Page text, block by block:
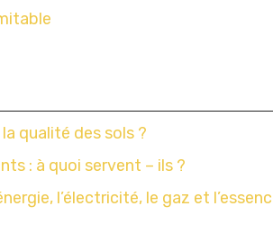
qualité des sols ?
: à quoi servent – ils ?
l’électricité, le gaz et